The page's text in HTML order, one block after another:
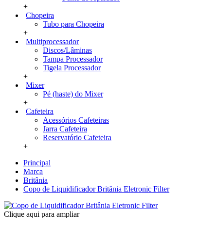
+
Chopeira
Tubo para Chopeira
+
Multiprocessador
Discos/Lâminas
Tampa Processador
Tigela Processador
+
Mixer
Pé (haste) do Mixer
+
Cafeteira
Acessórios Cafeteiras
Jarra Cafeteira
Reservatório Cafeteira
+
Principal
Marca
Britânia
Copo de Liquidificador Britânia Eletronic Filter
Clique aqui para ampliar